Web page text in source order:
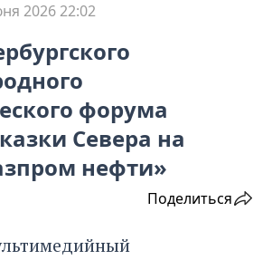
2026 22:02
форума
Севера на
нефти»
Поделиться